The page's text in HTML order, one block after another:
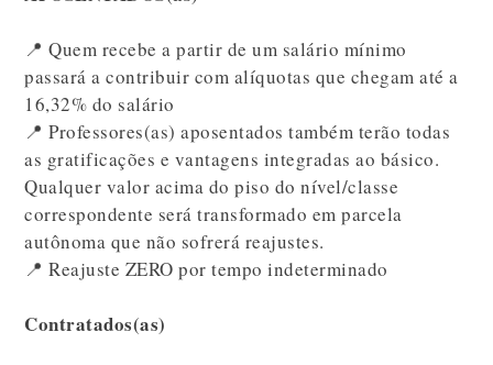
📍 Quem recebe a partir de um salário mínimo
passará a contribuir com alíquotas que chegam até a
16,32% do salário
📍 Professores(as) aposentados também terão todas
as gratificações e vantagens integradas ao básico.
Qualquer valor acima do piso do nível/classe
correspondente será transformado em parcela
autônoma que não sofrerá reajustes.
📍 Reajuste ZERO por tempo indeterminado
Contratados(as)